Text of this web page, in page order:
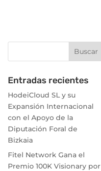
Entradas recientes
HodeiCloud SL y su
Expansión Internacional
con el Apoyo de la
Diputación Foral de
Bizkaia
Fitel Network Gana el
Premio 100K Visionary por